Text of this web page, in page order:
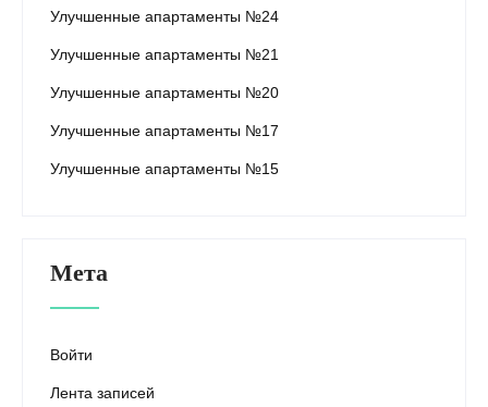
Улучшенные апартаменты №24
Улучшенные апартаменты №21
Улучшенные апартаменты №20
Улучшенные апартаменты №17
Улучшенные апартаменты №15
Мета
Войти
Лента записей